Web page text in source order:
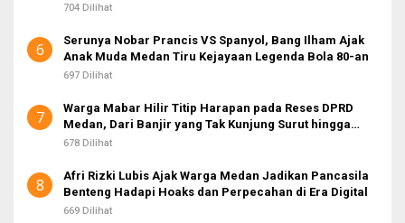
704 Dilihat
6
Serunya Nobar Prancis VS Spanyol, Bang Ilham Ajak
Anak Muda Medan Tiru Kejayaan Legenda Bola 80-an
697 Dilihat
7
Warga Mabar Hilir Titip Harapan pada Reses DPRD
Medan, Dari Banjir yang Tak Kunjung Surut hingga
Layanan IKD
678 Dilihat
8
Afri Rizki Lubis Ajak Warga Medan Jadikan Pancasila
Benteng Hadapi Hoaks dan Perpecahan di Era Digital
669 Dilihat